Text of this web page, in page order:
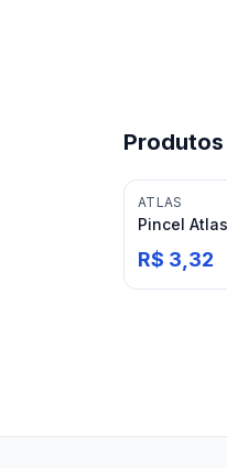
Produtos
ATLAS
Pincel
R$ 3,32